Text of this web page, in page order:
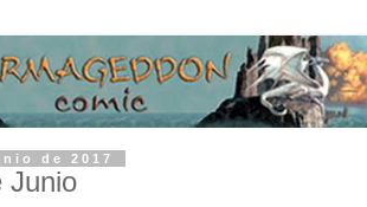
de 2017
Junio